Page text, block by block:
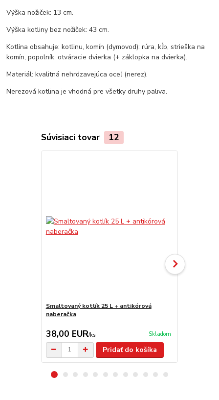
Výška nožiček: 13 cm.
Výška kotliny bez nožiček: 43 cm.
Kotlina obsahuje: kotlinu, komín (dymovod): rúra, kĺb, strieška na
komín, popolník, otváracie dvierka (+ záklopka na dvierka).
Materiál: kvalitná nehrdzavejúca oceľ (nerez).
Nerezová kotlina je vhodná pre všetky druhy paliva.
Súvisiaci tovar 12
Smaltovaný kotlík 25 L + antikórová
naberačka
38,00 EUR/ks Skladom
Pridať do košíka